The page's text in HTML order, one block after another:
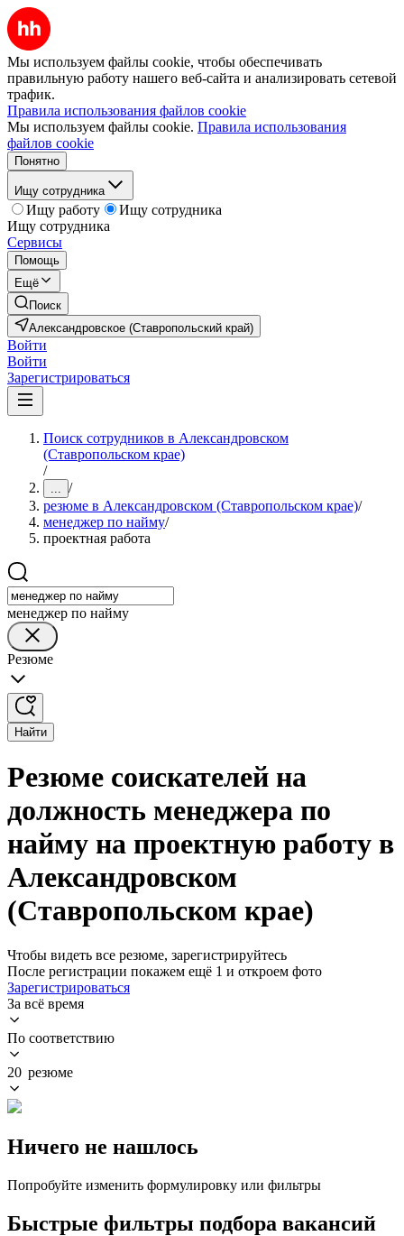
Мы используем файлы cookie, чтобы обеспечивать
правильную работу нашего веб-сайта и анализировать сетевой
трафик.
Правила использования файлов cookie
Мы используем файлы cookie. Правила использования
файлов cookie
Понятно
Ищу сотрудника
Ищу работу
Ищу сотрудника
Ищу сотрудника
Сервисы
Помощь
Ещё
Поиск
Александровское (Ставропольский край)
Войти
Войти
Зарегистрироваться
Поиск сотрудников в Александровском
(Ставропольском крае)
/
... /
резюме в Александровском (Ставропольском крае)/
менеджер по найму/
проектная работа
менеджер по найму
Резюме
Найти
Резюме соискателей на
должность менеджера по
найму на проектную работу в
Александровском
(Ставропольском крае)
Чтобы видеть все резюме, зарегистрируйтесь
После регистрации покажем ещё 1 и откроем фото
Зарегистрироваться
За всё время
По соответствию
20 резюме
Ничего не нашлось
Попробуйте изменить формулировку или фильтры
Быстрые фильтры подбора вакансий